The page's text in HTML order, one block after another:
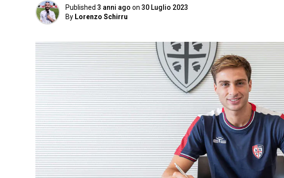
Published 3 anni ago on 30 Luglio 2023
By Lorenzo Schirru